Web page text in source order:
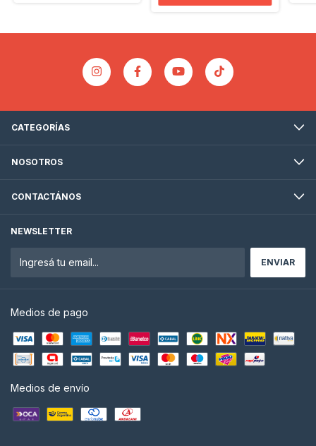
CATEGORÍAS
NOSOTROS
CONTACTÁNOS
NEWSLETTER
Medios de pago
Medios de envío